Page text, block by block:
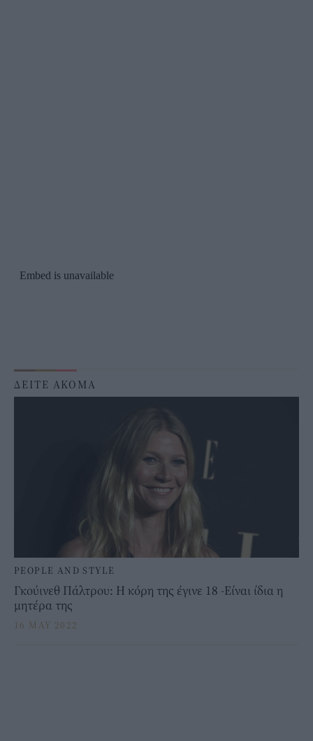
ΔΕΙΤΕ ΑΚΟΜΑ
PEOPLE AND STYLE
Γκούινεθ Πάλτρου: H κόρη της έγινε 18 -Eίναι ίδια η
μητέρα της
16 MAY 2022